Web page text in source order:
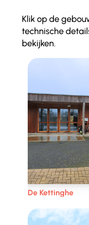
Klik op de
technische
bekijken.
De Kettinghe